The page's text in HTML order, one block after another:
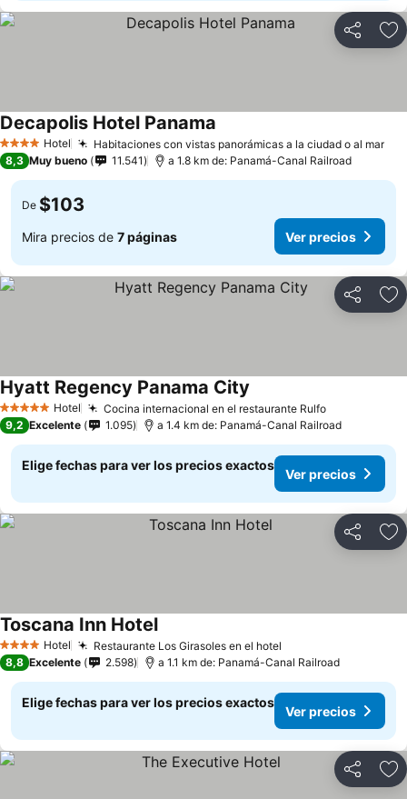
Compartir
4 EstrellasHotel Habitaciones con vistas panorámicas a la ciudad o al mar
Decapolis Hotel Panama
8,3 Muy bueno 11.541 a 1.8 km de: Panamá-Canal Railroad
De $103
Mira precios de 7 páginas Ver precios
Compartir
5 Estrellas Hotel Cocina internacional en el restaurante RulfoVer precios
Hyatt Regency Panama City
9,2 Excelente 1.095 a 1.4 km de: Panamá-Canal Railroad
Elige fechas para ver los precios exactos
Ver precios
Compartir
4 EstrellasHotel Restaurante Los Girasoles en el hotel
Toscana Inn HotelVer precios
8,8 Excelente 2.598 a 1.1 km de: Panamá-Canal Railroad
Elige fechas para ver los precios exactos
Ver precios
Compartir